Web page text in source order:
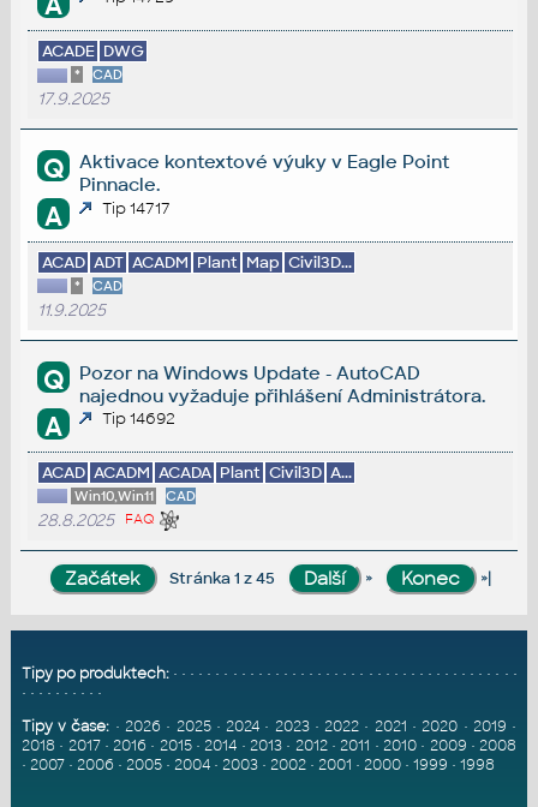
ACADE DWG
* CAD
17.9.2025
Q
Aktivace kontextové výuky v Eagle Point
Pinnacle.
A Tip 14717
ACAD ADT ACADM Plant Map Civil3D...
* CAD
11.9.2025
Q
Pozor na Windows Update - AutoCAD
najednou vyžaduje přihlášení Administrátora.
A Tip 14692
ACAD ACADM ACADA Plant Civil3D A...
Win10,Win11 CAD
28.8.2025 FAQ
Stránka 1 z 45 » »|
Tipy po produktech: • • • • • • • • • • • • • • • • • • • • • • • • • • • • • • • • • • • • • • • • •
• • • • • • • • • •
Tipy v čase: • 2026 • 2025•2024 • 2023•2022 • 2021 •2020 • 2019 •
2018 • 2017•2016 • 2015•2014 •2013 • 2012•2011 • 2010• 2009 •2008
• 2007• 2006• 2005• 2004• 2003• 2002• 2001 • 2000• 1999 • 1998